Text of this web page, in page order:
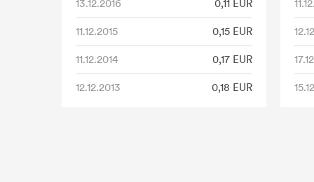
13.12.2016 0,11 EUR
11.12.2015 0,15 EUR
11.12.2014 0,17 EUR
12.12.2013 0,18 EUR